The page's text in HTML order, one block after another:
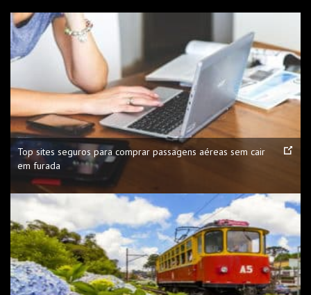
Top sites seguros para comprar passagens aéreas sem cair
em furada